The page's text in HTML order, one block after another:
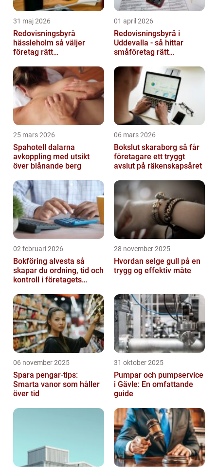
31 maj 2026
Redovisningsbyrå
hässleholm så väljer
företag rätt
01 april 2026
Redovisningsbyrå i
Uddevalla - så hittar
småföretag rätt
25 mars 2026
Spahotell dalarna
avkoppling med utsikt
över blånande berg
06 mars 2026
Bokslut skaraborg så får
företagare ett tryggt
avslut på räkenskapsåret
02 februari 2026
Bokföring alvesta så
skapar du ordning, tid och
kontroll i företagets
28 november 2025
Hvordan selge gull på en
trygg og effektiv måte
06 november 2025
Spara pengar-tips:
Smarta vanor som håller
över tid
31 oktober 2025
Pumpar och pumpservice
i Gävle: En omfattande
guide